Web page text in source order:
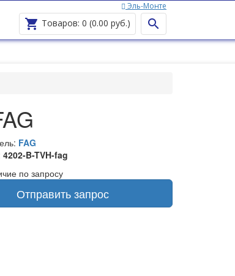
Эль-Монте
 Товаров: 0 (0.00 руб.) 
FAG
4202-B-TVH-fag
по запросу
Отправить запрос